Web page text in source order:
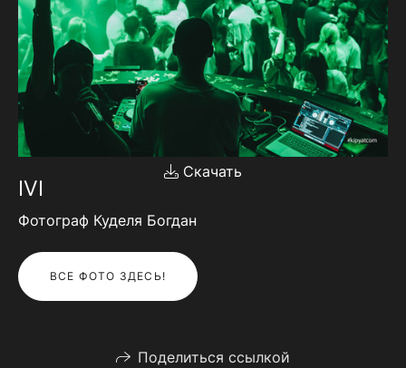
Скачать
IVI
Фотограф Куделя Богдан
ВСЕ ФОТО ЗДЕСЬ!
Поделиться ссылкой